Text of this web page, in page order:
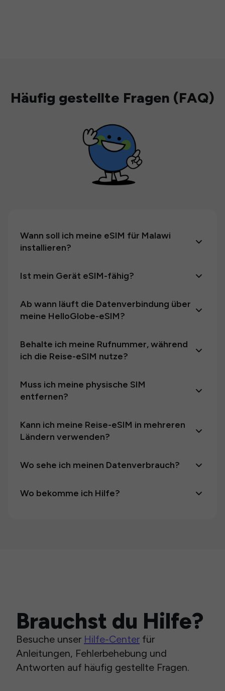
Häufig gestellte Fragen (FAQ)
Wann soll ich meine eSIM für Malawi
installieren?
Ist mein Gerät eSIM-fähig?
Ab wann läuft die Datenverbindung über
meine HelloGlobe-eSIM?
Behalte ich meine Rufnummer, während
ich die Reise-eSIM nutze?
Muss ich meine physische SIM
entfernen?
Kann ich meine Reise-eSIM in mehreren
Ländern verwenden?
Wo sehe ich meinen Datenverbrauch?
Wo bekomme ich Hilfe?
Brauchst du Hilfe?
Besuche unser Hilfe-Center für
Anleitungen, Fehlerbehebung und
Antworten auf häufig gestellte Fragen.